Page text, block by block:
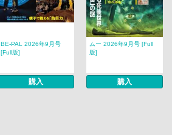
BE-PAL 2026年9月号
[Full版]
購入
ムー 2026年9月号 [Full
版]
購入